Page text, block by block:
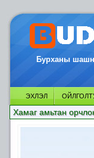
Бурханы
ЭХЛЭЛ
Хамаг амьтан